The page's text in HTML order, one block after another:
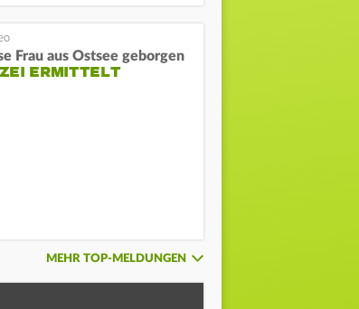
Frau aus Ostsee geborgen
ERMITTELT
MEHR TOP-MELDUNGEN